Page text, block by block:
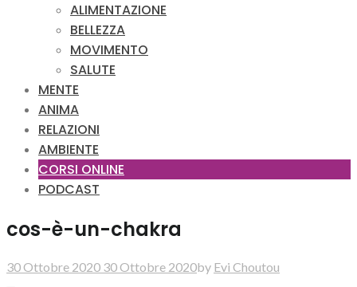
ALIMENTAZIONE
BELLEZZA
MOVIMENTO
SALUTE
MENTE
ANIMA
RELAZIONI
AMBIENTE
CORSI ONLINE
PODCAST
cos-è-un-chakra
30 Ottobre 2020 30 Ottobre 2020by Evi Choutou